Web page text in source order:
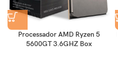
Processador AMD Ryzen 5
5600GT 3.6GHZ Box